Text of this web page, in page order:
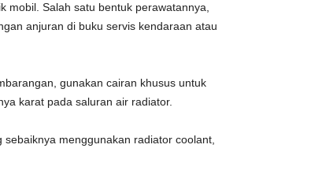
mobil. Salah satu bentuk perawatannya,
anjuran di buku servis kendaraan atau
gunakan cairan khusus untuk
karat pada saluran air radiator.
menggunakan radiator coolant,